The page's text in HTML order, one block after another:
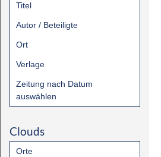
Titel
Autor / Beteiligte
Ort
Verlage
Zeitung nach Datum
auswählen
Clouds
Orte